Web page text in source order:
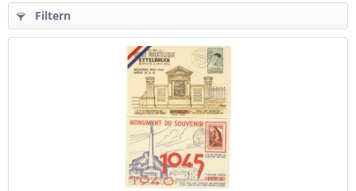
Filtern